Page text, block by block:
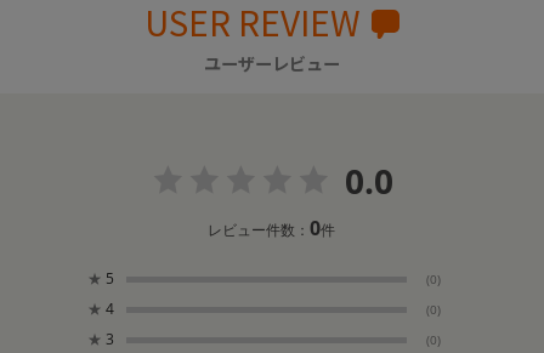
USER REVIEW
ユーザーレビュー
0.0
レビュー件数：0件
★ 5 (0)
★ 4 (0)
★ 3 (0)